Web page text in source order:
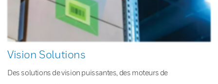
Vision Solutions
Des solutions de vision puissantes, des moteurs de